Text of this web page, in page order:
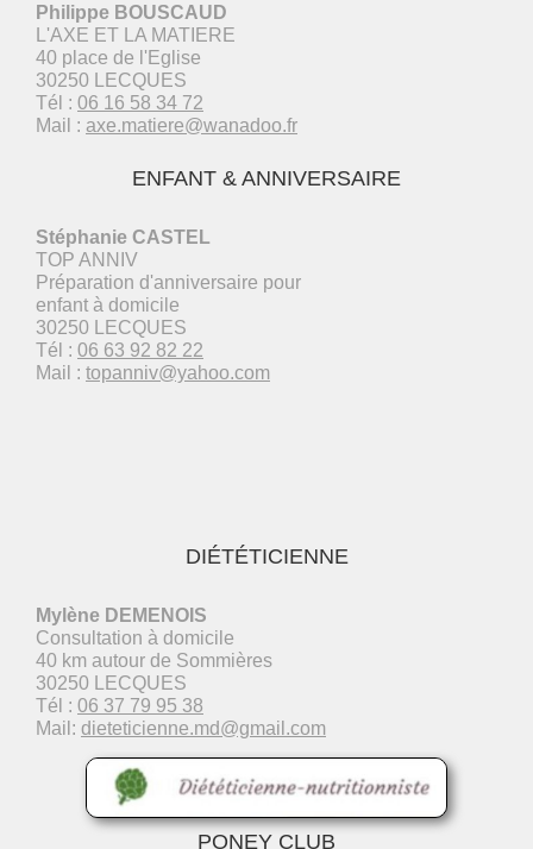
Philippe BOUSCAUD
L'AXE ET LA MATIERE
40 place de l'Eglise
30250 LECQUES
Tél : 06 16 58 34 72
Mail : axe.matiere@wanadoo.fr
ENFANT & ANNIVERSAIRE
Stéphanie CASTEL
TOP ANNIV
Préparation d'anniversaire pour
enfant à domicile
30250 LECQUES
Tél : 06 63 92 82 22
Mail : topanniv@yahoo.com
DIÉTÉTICIENNE
Mylène DEMENOIS
Consultation à domicile
40 km autour de Sommières
30250 LECQUES
Tél : 06 37 79 95 38
Mail: dieteticienne.md@gmail.com
PONEY CLUB